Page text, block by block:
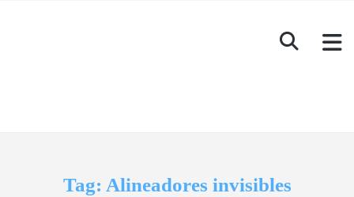
Tag: Alineadores invisibles